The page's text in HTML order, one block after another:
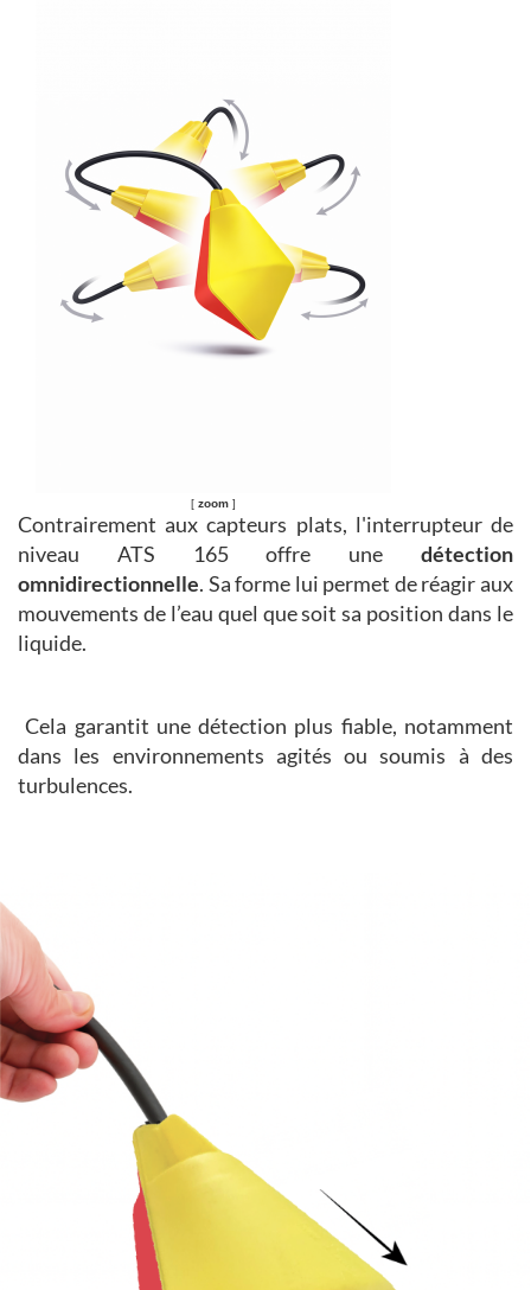
[ zoom ]
Contrairement aux capteurs plats, l'interrupteur de
niveau ATS 165 offre une détection
omnidirectionnelle. Sa forme lui permet de réagir aux
mouvements de l’eau quel que soit sa position dans le
liquide.
Cela garantit une détection plus fiable, notamment
dans les environnements agités ou soumis à des
turbulences.